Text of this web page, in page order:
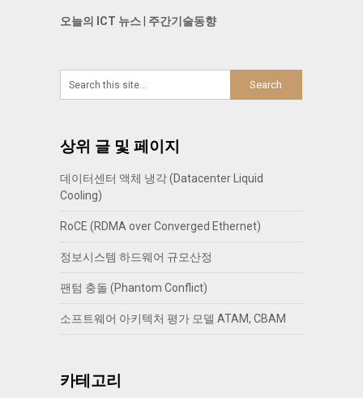
오늘의 ICT 뉴스| 주간기술동향
상위 글 및 페이지
데이터센터 액체 냉각 (Datacenter Liquid
Cooling)
RoCE (RDMA over Converged Ethernet)
정보시스템 하드웨어 규모산정
팬텀 충돌 (Phantom Conflict)
소프트웨어 아키텍처 평가 모델 ATAM, CBAM
카테고리